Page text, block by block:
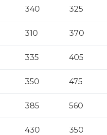
340 325
310 370
335 405
350 475
385 560
430 350